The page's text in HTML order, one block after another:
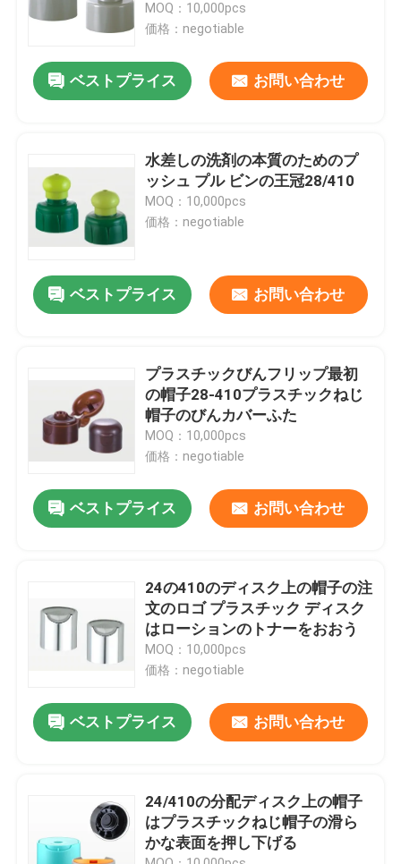
企業情報
会社案内
お問い合わせ
化粧品の空気のないびん
化粧品のローションのびん
化粧品のクリーム色の瓶
MOQ：10,000pcs
価格：negotiable
ベストプライス お問い合わせ
水差しの洗剤の本質のためのプ
ッシュ プル ビンの王冠28/410
MOQ：10,000pcs
価格：negotiable
ベストプライス お問い合わせ
プラスチックびんフリップ最初
の帽子28-410プラスチックねじ
帽子のびんカバーふた
MOQ：10,000pcs
価格：negotiable
ベストプライス お問い合わせ
24の410のディスク上の帽子の注
文のロゴ プラスチック ディスク
はローションのトナーをおおう
MOQ：10,000pcs
価格：negotiable
ベストプライス お問い合わせ
24/410の分配ディスク上の帽子
はプラスチックねじ帽子の滑ら
かな表面を押し下げる